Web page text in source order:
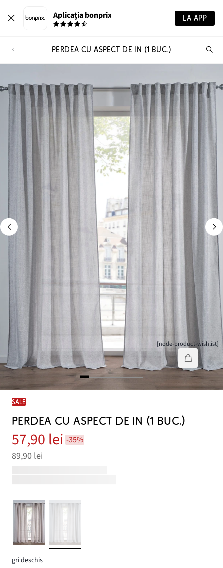
Aplicația bonprix LA APP
PERDEA CU ASPECT DE IN (1 BUC.)
[node-product-wishlist]
SALE
PERDEA CU ASPECT DE IN (1 BUC.)
57,90 lei -35%
89,90 lei
gri deschis